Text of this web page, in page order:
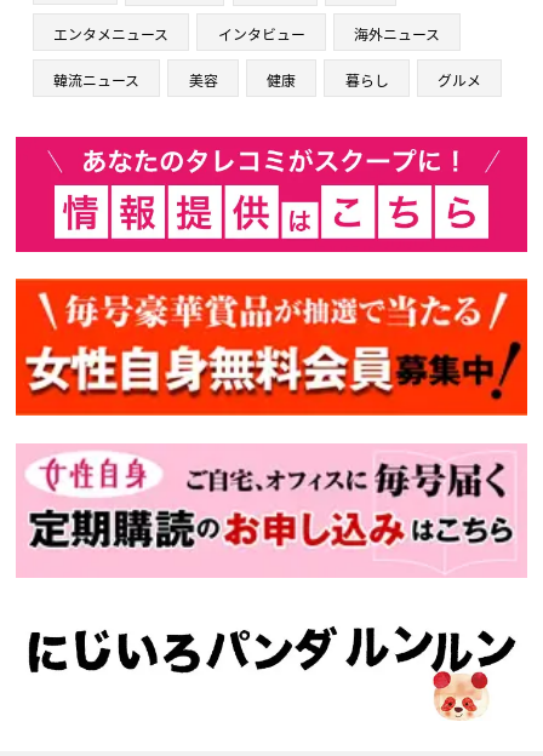
エンタメニュース インタビュー 海外ニュース
韓流ニュース 美容 健康 暮らし グルメ